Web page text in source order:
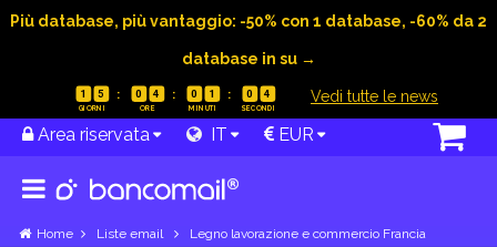
Più database, più vantaggio: -50% con 1 database, -60% da 2
database in su →
1 5 0 4 0 1 0 3 Vedi tutte le news
Area riservata IT EUR
Home Liste email Legno lavorazione e commercio Francia